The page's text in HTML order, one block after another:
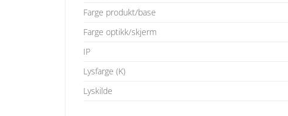
Farge produkt/base
Farge optikk/skjerm
IP
Lysfarge (K)
Lyskilde